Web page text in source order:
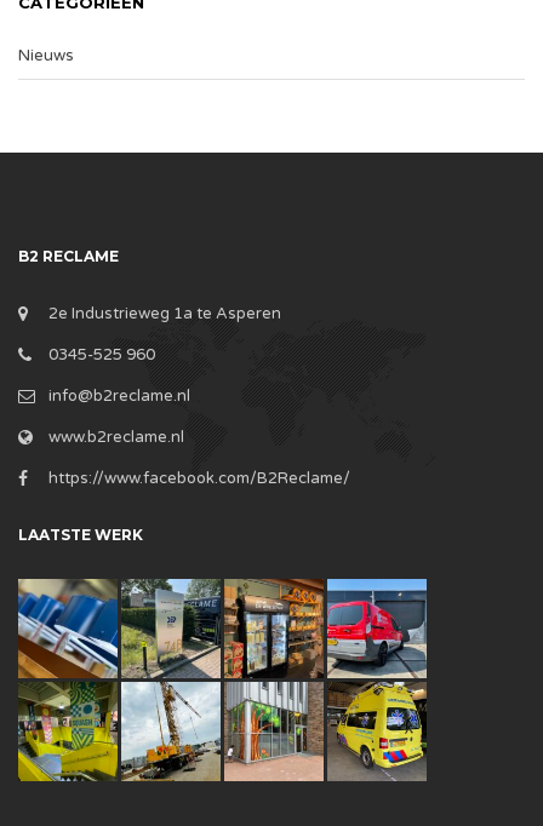
Nieuws
B2 RECLAME
2e Industrieweg 1a te Asperen
0345-525 960
info@b2reclame.nl
www.b2reclame.nl
https://www.facebook.com/B2Reclame/
LAATSTE WERK